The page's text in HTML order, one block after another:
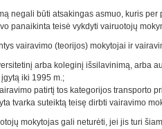
negali būti atsakingas asmuo, kuris
panaikinta teisė vykdyti vairuotojų
vairavimo (teorijos) mokytojai ir
arba koleginį išsilavinimą, arba
iki 1995 m.;
patirtį tos kategorijos transporto
tvarka suteiktą teisę dirbti vairavimo
mokytojas gali neturėti, jei jis turi